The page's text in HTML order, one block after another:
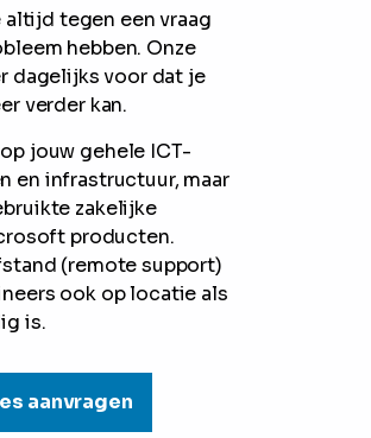
tegen een vraag
hebben. Onze
dagelijks voor dat je
verder kan.
jouw gehele ICT-
en infrastructuur, maar
zakelijke
producten.
(remote support)
ook op locatie als
is.
aanvragen